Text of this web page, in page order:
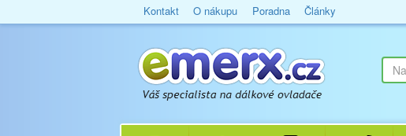
Kontakt O nákupu Poradna Články